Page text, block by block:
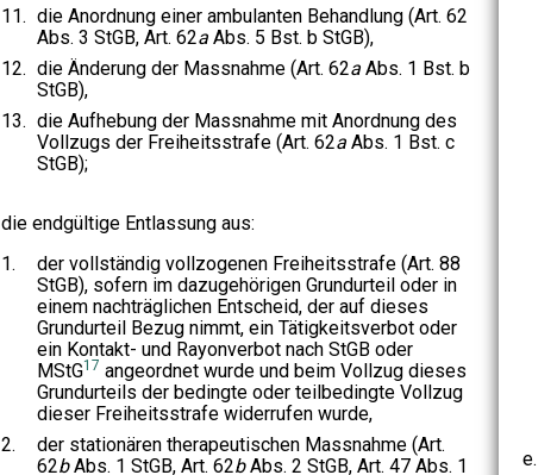
11. die Anordnung einer ambulanten Behandlung (Art. 62
Abs. 3 StGB, Art. 62aAbs. 5 Bst. b StGB),
12. die Änderung der Massnahme (Art. 62aAbs. 1 Bst. b
StGB),
13. die Aufhebung der Massnahme mit Anordnung des
Vollzugs der Freiheitsstrafe (Art. 62aAbs. 1 Bst. c
StGB);
die endgültige Entlassung aus:
1.
der vollständig vollzogenen Freiheitsstrafe (Art. 88
StGB), sofern im dazugehörigen Grundurteil oder in
einem nachträglichen Entscheid, der auf dieses
Grundurteil Bezug nimmt, ein Tätigkeitsverbot oder
ein Kontakt- und Rayonverbot nach StGB oder
MStG17 angeordnet wurde und beim Vollzug dieses
Grundurteils der bedingte oder teilbedingte Vollzug
dieser Freiheitsstrafe widerrufen wurde,
2.
der stationären therapeutischen Massnahme (Art.
62bAbs. 1 StGB, Art. 62bAbs. 2 StGB, Art. 47 Abs. 1
e.